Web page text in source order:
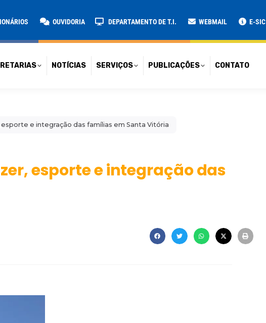
OUVIDORIA DEPARTAMENTO DE T.I. WEBMAIL E-SIC
NOTÍCIAS SERVIÇOS PUBLICAÇÕES CONTATO
e integração das famílias em Santa Vitória
esporte e integração das